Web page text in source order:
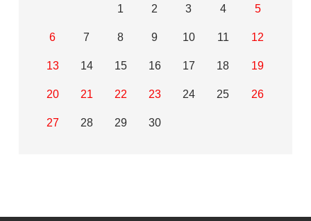
1 2 3 4 5
6 7 8 9 10 11 12
13 14 15 16 17 18 19
20 21 22 23 24 25 26
27 28 29 30